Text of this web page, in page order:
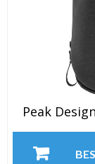
Peak